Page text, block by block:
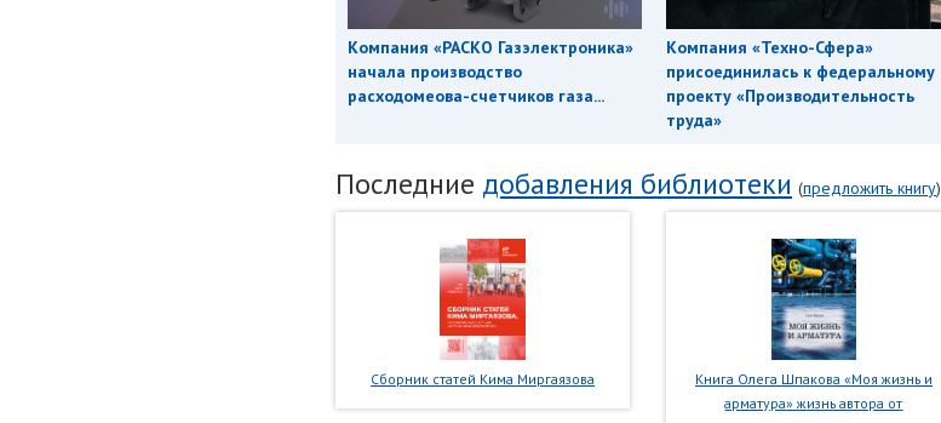
Компания «РАСКО Газэлектроника»
начала производство
расходомеова-счетчиков газа...
Компания «Техно-Сфера»
присоединилась к федеральному
проекту «Производительность
труда»
Последние добавления библиотеки (предложить книгу)
Сборник статей Кима Миргаязова
Книга Олега Шпакова «Моя жизнь и
арматура» жизнь автора от